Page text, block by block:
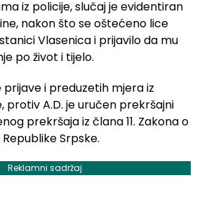
iz policije, slučaj je evidentiran
nakon što se oštećeno lice
Vlasenica i prijavilo da mu
po život i tijelo.
i preduzetih mjera iz
protiv A.D. je uručen prekršajni
prekršaja iz člana 11. Zakona o
Srpske.
Reklamni sadržaj